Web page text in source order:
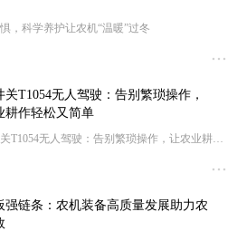
，科学养护让农机“温暖”过冬
关T1054无人驾驶：告别繁琐操作，
耕作轻松又简单
T1054无人驾驶：告别繁琐操作，让农业耕作
强链条：农机装备高质量发展助力农